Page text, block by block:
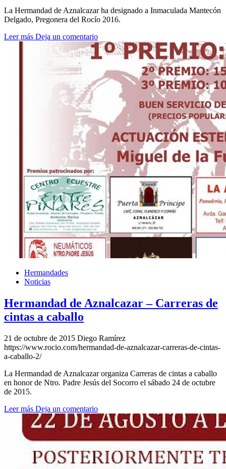
La Hermandad de Aznalcazar ha designado a Inmaculada Mantecón
Delgado, Pregonera del Rocío 2016.
Leer más Deja un comentario
Hermandades
Noticias
Hermandad de Aznalcazar – Carreras de
cintas a caballo
21 de octubre de 2015 Diego Ramírez
https://www.rocio.com/hermandad-de-aznalcazar-carreras-de-cintas-
a-caballo-2/
La Hermandad de Aznalcazar organiza Carreras de cintas a caballo
en honor de Ntro. Padre Jesús del Socorro el sábado 24 de octubre
de 2015.
Leer más Deja un comentario